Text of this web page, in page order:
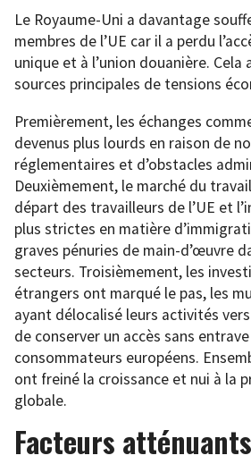
Le Royaume-Uni a davantage
membres de l’UE car il a perdu
unique et à l’union douanière. Cela
sources principales de tensions
Premièrement, les échanges
devenus plus lourds en raison de
réglementaires et d’obstacles
Deuxièmement, le marché du
départ des travailleurs de l’UE et
plus strictes en matière
graves pénuries de main-d’œuvre
secteurs. Troisièmement, les
étrangers ont marqué le pas, les
ayant délocalisé leurs activités
de conserver un accès sans
consommateurs européens.
ont freiné la croissance et nui à la
globale.
Facteurs atténuants